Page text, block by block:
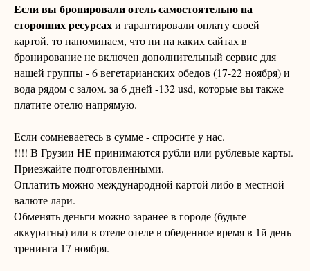
Если вы бронировали отель самостоятельно на
сторонних ресурсахи гарантировали оплату своей
картой, то напоминаем, что ни на каких сайтах в
бронирование не включен дополнительный сервис для
нашей группы - 6 вегетарианских обедов (17-22 ноября) и
вода рядом с залом. за 6 дней -132 usd, которые вы также
платите отелю напрямую.
Если сомневаетесь в сумме - спросите у нас.
!!!! В Грузии НЕ принимаются рубли или рублевые карты.
Приезжайте подготовленными.
Оплатить можно международной картой либо в местной
валюте лари.
Обменять деньги можно заранее в городе (будьте
аккуратны) или в отеле отеле в обеденное время в 1й день
тренинга 17 ноября.